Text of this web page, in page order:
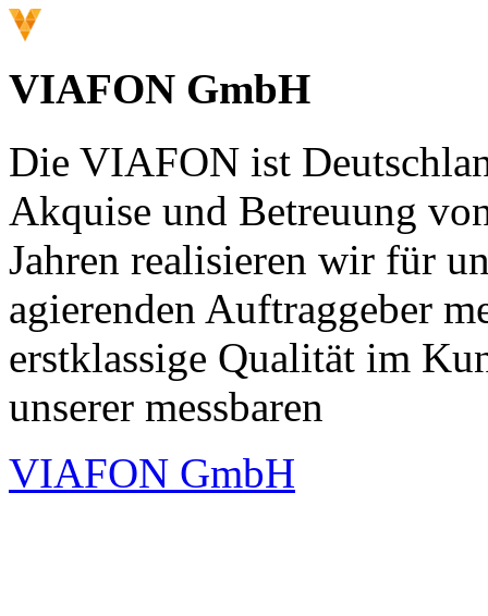
VIAFON GmbH
Die VIAFON ist
Akquise und Betreuung
Jahren realisieren wir für
agierenden Auftraggeber
erstklassige Qualität im
unserer messbaren
VIAFON GmbH